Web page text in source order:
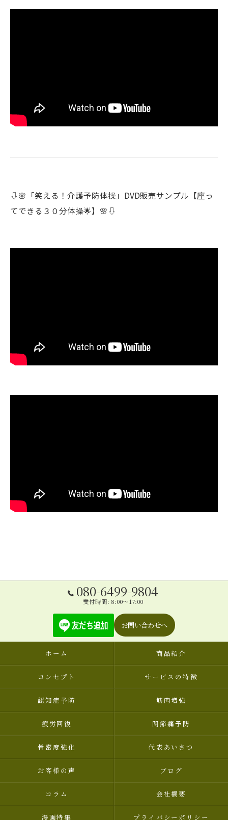
⇩🌸「笑える！介護予防体操」DVD販売サンプル【座っ
てできる３０分体操🌟】🌸⇩
080-6499-9804
受付時間: 8:00～17:00
お問い合わせへ
ホーム 商品紹介
コンセプト サービスの特徴
認知症予防 筋肉増強
疲労回復 関節痛予防
骨密度強化 代表あいさつ
お客様の声 ブログ
コラム 会社概要
漫画特集 プライバシーポリシー